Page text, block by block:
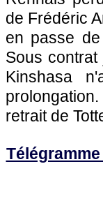
de Frédéric
en passe
Sous
Kinshasa
retrait de